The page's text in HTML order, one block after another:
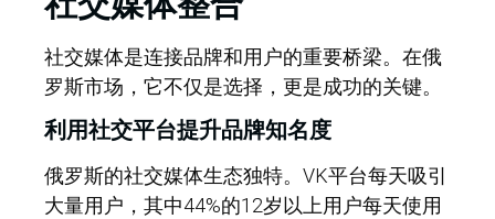
社交媒体是连接品牌和用户的重要桥梁。在俄
罗斯市场，它不仅是选择，更是成功的关键。
利用社交平台提升品牌知名度
俄罗斯的社交媒体生态独特。VK平台每天吸引
大量用户，其中44%的12岁以上用户每天使用